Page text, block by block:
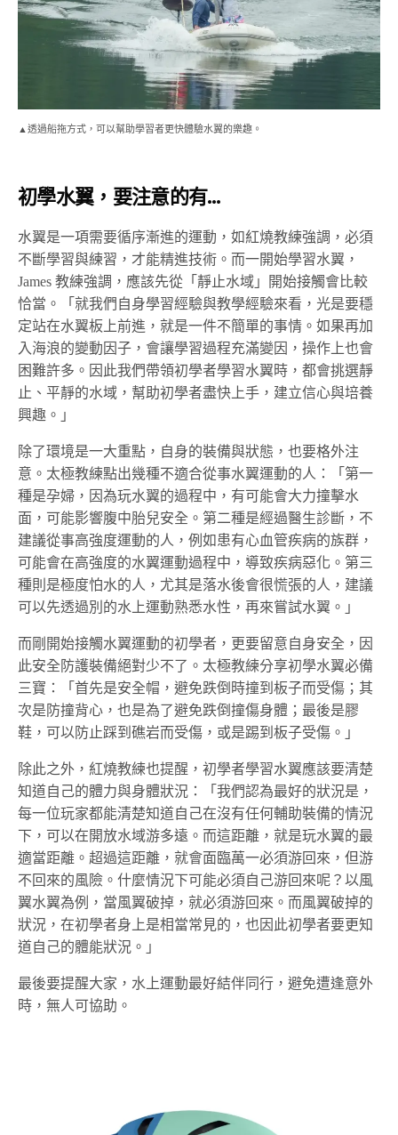
▲透過船拖方式，可以幫助學習者更快體驗水翼的樂趣。
初學水翼，要注意的有…
水翼是一項需要循序漸進的運動，如紅燒教練強調，必須
不斷學習與練習，才能精進技術。而一開始學習水翼，
James 教練強調，應該先從「靜止水域」開始接觸會比較
恰當。「就我們自身學習經驗與教學經驗來看，光是要穩
定站在水翼板上前進，就是一件不簡單的事情。如果再加
入海浪的變動因子，會讓學習過程充滿變因，操作上也會
困難許多。因此我們帶領初學者學習水翼時，都會挑選靜
止、平靜的水域，幫助初學者盡快上手，建立信心與培養
興趣。」
除了環境是一大重點，自身的裝備與狀態，也要格外注
意。太極教練點出幾種不適合從事水翼運動的人：「第一
種是孕婦，因為玩水翼的過程中，有可能會大力撞擊水
面，可能影響腹中胎兒安全。第二種是經過醫生診斷，不
建議從事高強度運動的人，例如患有心血管疾病的族群，
可能會在高強度的水翼運動過程中，導致疾病惡化。第三
種則是極度怕水的人，尤其是落水後會很慌張的人，建議
可以先透過別的水上運動熟悉水性，再來嘗試水翼。」
而剛開始接觸水翼運動的初學者，更要留意自身安全，因
此安全防護裝備絕對少不了。太極教練分享初學水翼必備
三寶：「首先是安全帽，避免跌倒時撞到板子而受傷；其
次是防撞背心，也是為了避免跌倒撞傷身體；最後是膠
鞋，可以防止踩到礁岩而受傷，或是踢到板子受傷。」
除此之外，紅燒教練也提醒，初學者學習水翼應該要清楚
知道自己的體力與身體狀況：「我們認為最好的狀況是，
每一位玩家都能清楚知道自己在沒有任何輔助裝備的情況
下，可以在開放水域游多遠。而這距離，就是玩水翼的最
適當距離。超過這距離，就會面臨萬一必須游回來，但游
不回來的風險。什麼情況下可能必須自己游回來呢？以風
翼水翼為例，當風翼破掉，就必須游回來。而風翼破掉的
狀況，在初學者身上是相當常見的，也因此初學者要更知
道自己的體能狀況。」
最後要提醒大家，水上運動最好結伴同行，避免遭逢意外
時，無人可協助。